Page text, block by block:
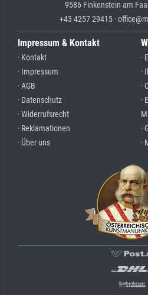
9586 Finkenstein am
+43 4257 29415 ·
Impressum & Kontakt
· Kontakt
· Impressum
· AGB
· Datenschutz
· Widerrufsrecht
· Reklamationen
· Über uns
·
·
·
·
·
·